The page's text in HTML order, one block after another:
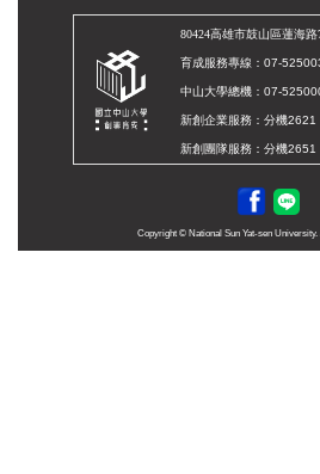
80424高雄市鼓山區蓮海
育成服務專線：07-
中山大學總機：07-
新創企業服務：分機2621
新創團隊服務：分機
Copyright © National Sun Yat-sen